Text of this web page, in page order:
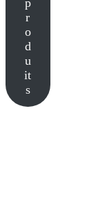
p
r
o
d
u
it
s